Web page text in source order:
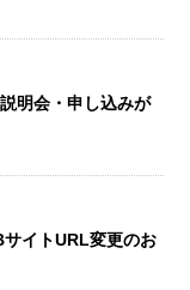
明会・申し込みが
サイトURL変更のお